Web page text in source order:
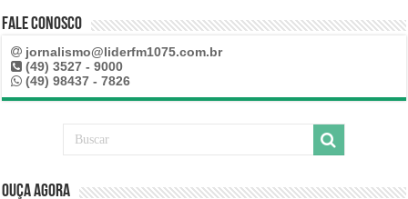
Fale Conosco
jornalismo@liderfm1075.com.br
(49) 3527 - 9000
(49) 98437 - 7826
Ouça Agora